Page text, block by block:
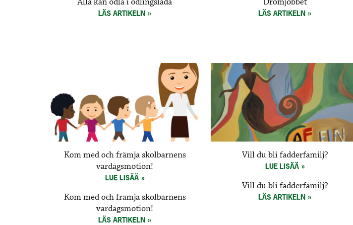
LÄS ARTIKELN LÄS ARTIKELN
Kom med och främja skolbarnens
vardagsmotion!
LUE LISÄÄ
Kom med och främja skolbarnens
vardagsmotion!
LÄS ARTIKELN
Vill du bli fadderfamilj?
LUE LISÄÄ
Vill du bli fadderfamilj?
LÄS ARTIKELN